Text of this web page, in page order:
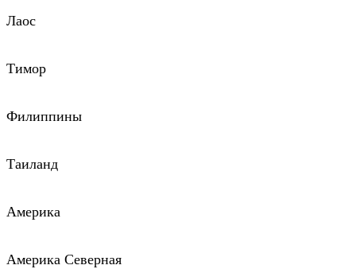
Лаос
Тимор
Филиппины
Таиланд
Америка
Америка Северная